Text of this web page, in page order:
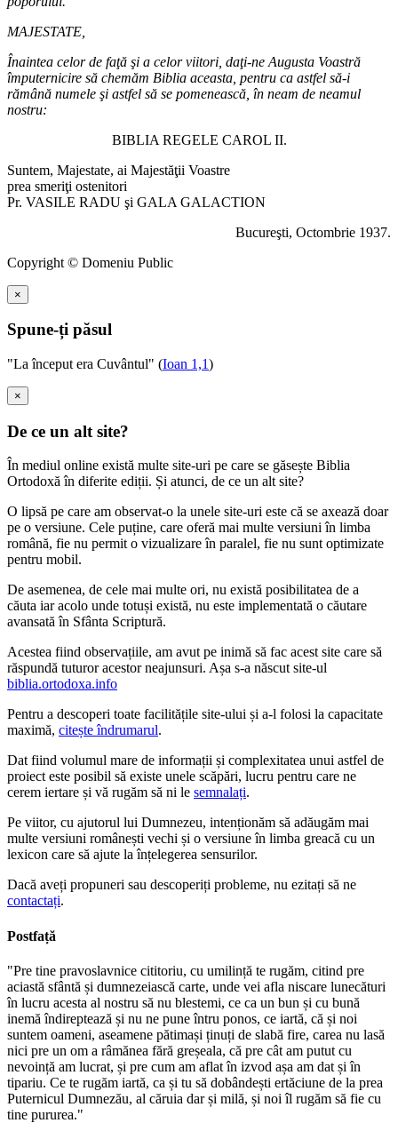
MAJESTATE,
Înaintea celor de faţă şi a celor viitori, daţi-ne Augusta Voastră
împuternicire să chemăm Biblia aceasta, pentru ca astfel să-i
rămână numele şi astfel să se pomenească, în neam de neamul
nostru:
BIBLIA REGELE CAROL II.
Suntem, Majestate, ai Majestăţii Voastre
prea smeriţi ostenitori
Pr. VASILE RADU şi GALA GALACTION
Bucureşti, Octombrie 1937.
Copyright © Domeniu Public
×
Spune-ți păsul
"La început era Cuvântul" (Ioan 1,1)
×
De ce un alt site?
În mediul online există multe site-uri pe care se găsește Biblia
Ortodoxă în diferite ediții. Și atunci, de ce un alt site?
O lipsă pe care am observat-o la unele site-uri este că se axează doar
pe o versiune. Cele puține, care oferă mai multe versiuni în limba
română, fie nu permit o vizualizare în paralel, fie nu sunt optimizate
pentru mobil.
De asemenea, de cele mai multe ori, nu există posibilitatea de a
căuta iar acolo unde totuși există, nu este implementată o căutare
avansată în Sfânta Scriptură.
Acestea fiind observațiile, am avut pe inimă să fac acest site care să
răspundă tuturor acestor neajunsuri. Așa s-a născut site-ul
biblia.ortodoxa.info
Pentru a descoperi toate facilitățile site-ului și a-l folosi la capacitate
maximă, citește îndrumarul.
Dat fiind volumul mare de informații și complexitatea unui astfel de
proiect este posibil să existe unele scăpări, lucru pentru care ne
cerem iertare și vă rugăm să ni le semnalați.
Pe viitor, cu ajutorul lui Dumnezeu, intenționăm să adăugăm mai
multe versiuni românești vechi și o versiune în limba greacă cu un
lexicon care să ajute la înțelegerea sensurilor.
Dacă aveți propuneri sau descoperiți probleme, nu ezitați să ne
contactați.
Postfață
"Pre tine pravoslavnice cititoriu, cu umilință te rugăm, citind pre
aciastă sfântă și dumnezeiască carte, unde vei afla niscare lunecături
în lucru acesta al nostru să nu blestemi, ce ca un bun și cu bună
inemă îndireptează și nu ne pune întru ponos, ce iartă, că și noi
suntem oameni, aseamene pătimași ținuți de slabă fire, carea nu lasă
nici pre un om a râmănea fără greșeala, că pre cât am putut cu
nevoință am lucrat, și pre cum am aflat în izvod așa am dat și în
tipariu. Ce te rugăm iartă, ca și tu să dobândești ertăciune de la prea
Puternicul Dumnezău, al căruia dar și milă, și noi îl rugăm să fie cu
tine pururea."